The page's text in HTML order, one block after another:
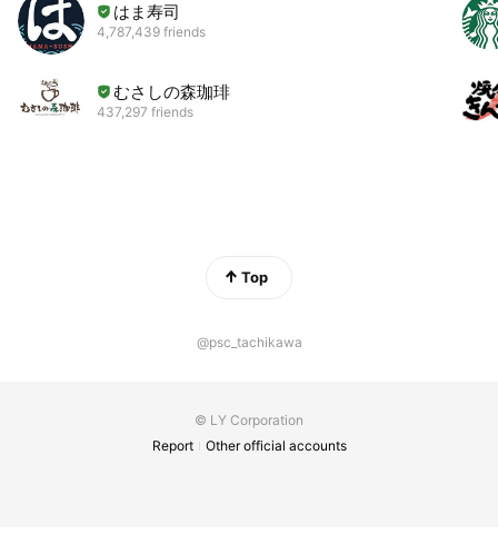
はま寿司
4,787,439 friends
むさしの森珈琲
437,297 friends
Top
@psc_tachikawa
© LY Corporation
Report
Other official accounts